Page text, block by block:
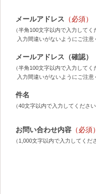
メールアドレス （必須）
（半角100文字以内で入力してく
入力間違いがないようにご注意
メールアドレス（確認）
（半角100文字以内で入力してく
入力間違いがないようにご注意
件名
（40文字以内で入力してください
お問い合わせ内容 （必須）
（1,000文字以内で入力してくだ